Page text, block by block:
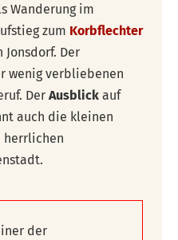
Wanderung im
zum Korbflechter
Jonsdorf. Der
wenig verbliebenen
Der Ausblick auf
auch die kleinen
herrlichen
der